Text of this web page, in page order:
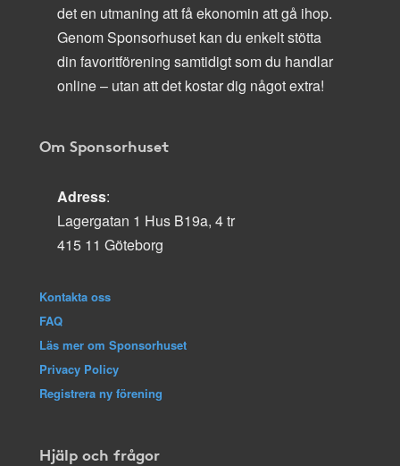
det en utmaning att få ekonomin att gå ihop.
Genom Sponsorhuset kan du enkelt stötta
din favoritförening samtidigt som du handlar
online – utan att det kostar dig något extra!
Om Sponsorhuset
Adress:
Lagergatan 1 Hus B19a, 4 tr
415 11 Göteborg
Kontakta oss
FAQ
Läs mer om Sponsorhuset
Privacy Policy
Registrera ny förening
Hjälp och frågor